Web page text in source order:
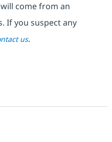
will come from an
If you suspect any
us.